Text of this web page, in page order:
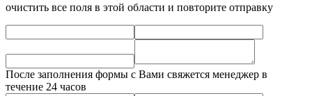
очистить все поля в этой области и повторите отправку
После заполнения формы с Вами свяжется менеджер в
течение 24 часов